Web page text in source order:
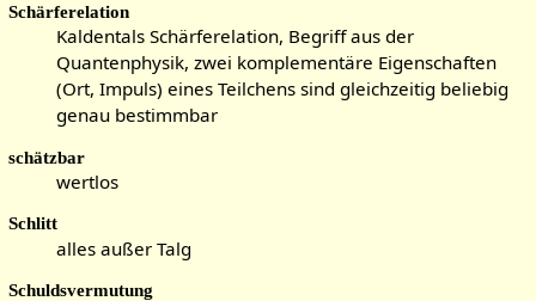
Schärferelation
Kaldentals Schärferelation, Begriff aus der
Quantenphysik, zwei komplementäre Eigenschaften
(Ort, Impuls) eines Teilchens sind gleichzeitig beliebig
genau bestimmbar
schätzbar
wertlos
Schlitt
alles außer Talg
Schuldsvermutung